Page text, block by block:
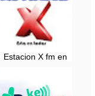
Estacion X fm en